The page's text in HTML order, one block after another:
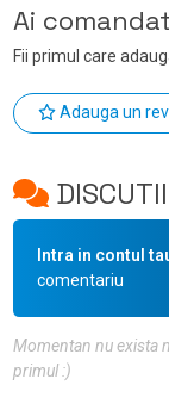
Ai
Fii primul care
Adauga un
Intra in contul
comentariu
Momentan nu exista
primul :)